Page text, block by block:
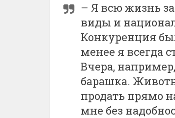
– Я всю жизнь
виды и
Конкуренция
менее я всегда
Вчера,
барашка.
продать прямо
мне без